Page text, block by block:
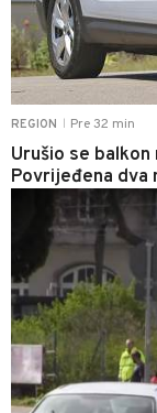
REGION Pre 32 min
Urušio se
Povrijeđena dva